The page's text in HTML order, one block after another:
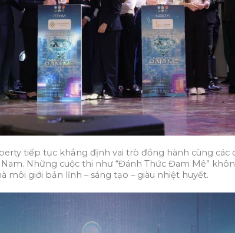
tiếp tục khẳng định vai trò đồng hành cùng
Những cuộc thi như “Đánh Thức Đam Mê”
giới bản lĩnh – sáng tạo – giàu nhiệt huyết.